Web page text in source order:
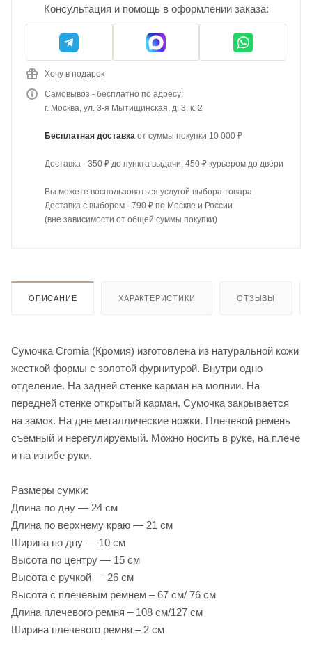
Консультация и помощь в оформлении заказа:
Хочу в подарок
Самовывоз - бесплатно по адресу:
г. Москва, ул. 3-я Мытищинская, д. 3, к. 2
Бесплатная доставка от суммы покупки 10 000 ₽
Доставка - 350 ₽ до пункта выдачи, 450 ₽ курьером до двери
Вы можете воспользоваться услугой выбора товара
Доставка с выбором - 790 ₽ по Москве и России
(вне зависимости от общей суммы покупки)
ОПИСАНИЕ ХАРАКТЕРИСТИКИ ОТЗЫВЫ
Сумочка Cromia (Кромия) изготовлена из натуральной кожи
жесткой формы с золотой фурнитурой. Внутри одно
отделение. На задней стенке карман на молнии. На
передней стенке открытый карман. Сумочка закрывается
на замок. На дне металлические ножки. Плечевой ремень
съемный и нерегулируемый. Можно носить в руке, на плече
и на изгибе руки.
Размеры сумки:
Длина по дну — 24 см
Длина по верхнему краю — 21 см
Ширина по дну — 10 см
Высота по центру — 15 см
Высота с ручкой — 26 см
Высота с плечевым ремнем – 67 см/ 76 см
Длина плечевого ремня – 108 см/127 см
Ширина плечевого ремня – 2 см